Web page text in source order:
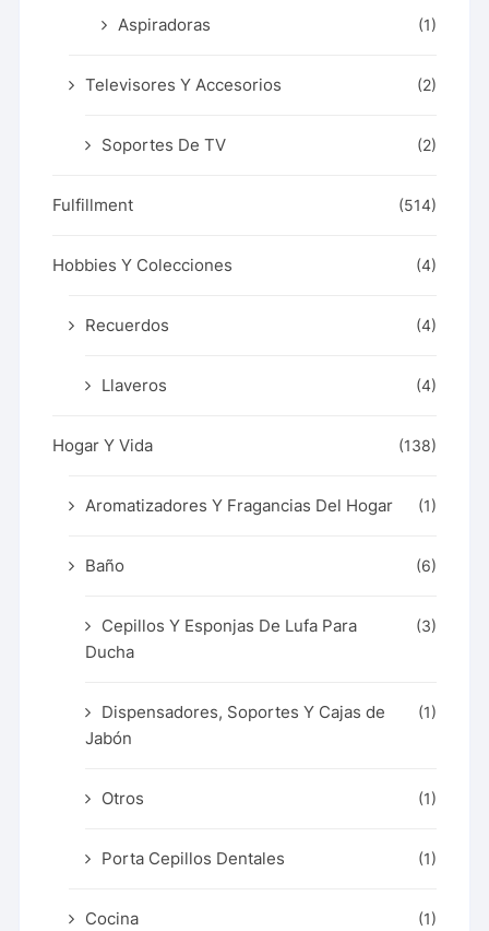
Aspiradoras (1)
Televisores Y Accesorios (2)
Soportes De TV (2)
Fulfillment (514)
Hobbies Y Colecciones (4)
Recuerdos (4)
Llaveros (4)
Hogar Y Vida (138)
Aromatizadores Y Fragancias Del Hogar (1)
Baño (6)
Cepillos Y Esponjas De Lufa Para
Ducha
(3)
Dispensadores, Soportes Y Cajas de
Jabón
(1)
Otros (1)
Porta Cepillos Dentales (1)
Cocina (1)